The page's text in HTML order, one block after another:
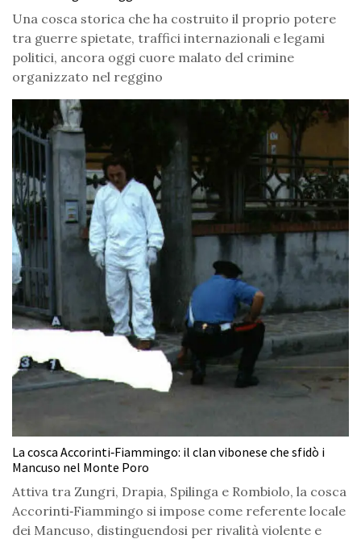
Una cosca storica che ha costruito il proprio potere
tra guerre spietate, traffici internazionali e legami
politici, ancora oggi cuore malato del crimine
organizzato nel reggino
La cosca Accorinti‑Fiammingo: il clan vibonese che sfidò i
Mancuso nel Monte Poro
Attiva tra Zungri, Drapia, Spilinga e Rombiolo, la cosca
Accorinti‑Fiammingo si impose come referente locale
dei Mancuso, distinguendosi per rivalità violente e